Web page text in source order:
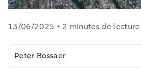
13/06/2025 • 2 minutes de lecture
Peter Bossaer